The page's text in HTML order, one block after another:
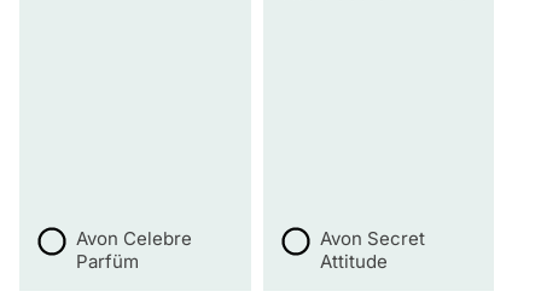
Avon Celebre
Parfüm
Avon Secret
Attitude